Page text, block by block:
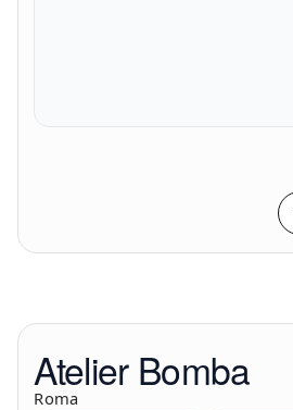
Atelier Bomba
Roma